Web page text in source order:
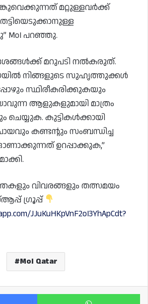
മറ്റുള്ളവർക്ക്
MoI പറഞ്ഞു.
മറുപടി നൽകരുത്.
നിങ്ങളുടെ സുഹൃത്തുക്കൾ
സ്ഥിരീകരിക്കുകയും
ആളുകളുമായി മാത്രം
കുട്ടികൾക്കായി
കണ്ടന്റും സംബന്ധിച്ച
ഉറപ്പാക്കുക,”
വിവരങ്ങളും തത്സമയം
ഗ്രൂപ്പ്
JJuKuHKpVnF2oI3YhApCdt?
MoI Qatar
Facebook